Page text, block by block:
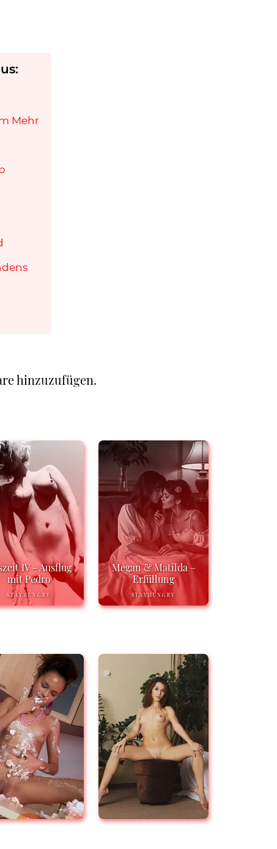
Mehr
hinzuzufügen.
IV - Ausflug
mit Pedro
STAYHUNGRY
Megan & Matilda –
Erfüllung
STAYHUNGRY